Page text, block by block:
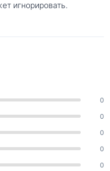
игнорировать.
0
0
0
0
0